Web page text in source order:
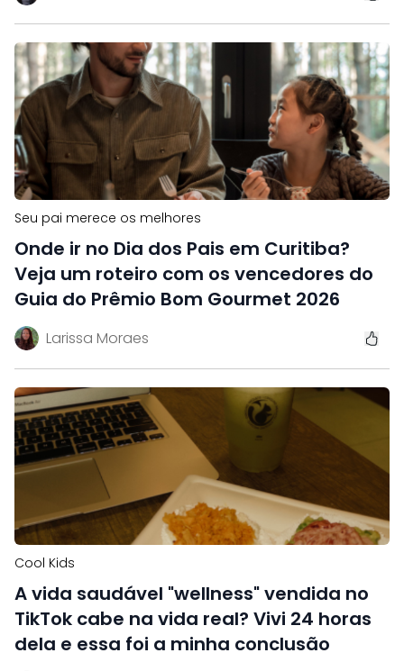
Seu pai merece os melhores
Onde ir no Dia dos Pais em Curitiba?
Veja um roteiro com os vencedores do
Guia do Prêmio Bom Gourmet 2026
Larissa Moraes
Cool Kids
A vida saudável "wellness" vendida no
TikTok cabe na vida real? Vivi 24 horas
dela e essa foi a minha conclusão